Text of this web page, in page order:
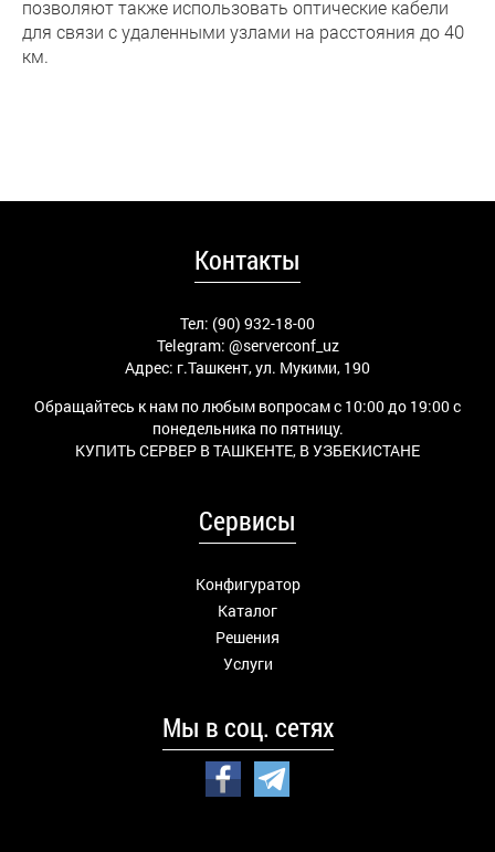
позволяют также использовать оптические кабели
для связи с удаленными узлами на расстояния до 40
км.
Контакты
Тел: (90) 932-18-00
Telegram: @serverconf_uz
Адрес: г.Ташкент, ул. Мукими, 190
Обращайтесь к нам по любым вопросам с 10:00 до 19:00 с
понедельника по пятницу.
КУПИТЬ СЕРВЕР В ТАШКЕНТЕ, В УЗБЕКИСТАНЕ
Сервисы
Конфигуратор
Каталог
Решения
Услуги
Мы в соц. сетях